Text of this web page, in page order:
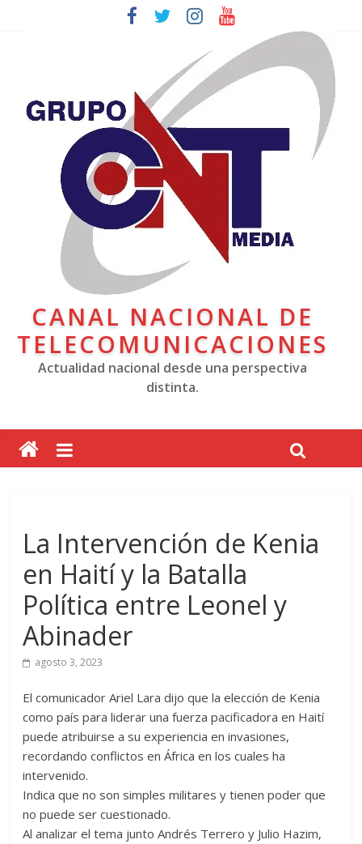
CANAL NACIONAL DE
TELECOMUNICACIONES
Actualidad nacional desde una perspectiva
distinta.
La Intervención de Kenia
en Haití y la Batalla
Política entre Leonel y
Abinader
agosto 3, 2023
El comunicador Ariel Lara dijo que la elección de Kenia
como país para liderar una fuerza pacificadora en Haití
puede atribuirse a su experiencia en invasiones,
recordando conflictos en África en los cuales ha
intervenido.
Indica que no son simples militares y tienen poder que
no puede ser cuestionado.
Al analizar el tema junto Andrés Terrero y Julio Hazim,